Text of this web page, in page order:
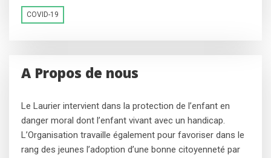
COVID-19
A Propos de nous
Le Laurier intervient dans la protection de l’enfant en
danger moral dont l’enfant vivant avec un handicap.
L’Organisation travaille également pour favoriser dans le
rang des jeunes l’adoption d’une bonne citoyenneté par